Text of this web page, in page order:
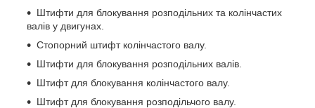
Штифти для блокування розподільних та колінчастих
валів у двигунах.
Стопорний штифт колінчастого валу.
Штифти для блокування розподільних валів.
Штифт для блокування колінчастого валу.
Штифт для блокування розподільчого валу.